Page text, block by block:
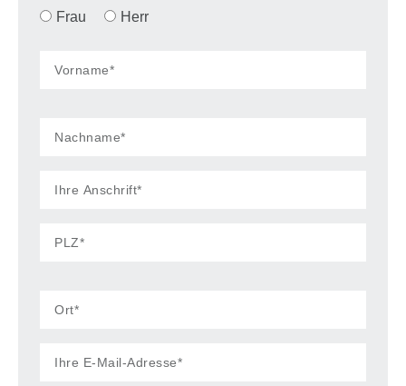
Energieausweis:
Bedarfsausweis (liegt zur Besichtigung
Baujahr:
603 Exposé-Aufrufe
Frau
Herr